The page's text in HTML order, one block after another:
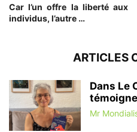
Car l’un offre la liberté aux
individus, l’autre …
ARTICLES
Dans Le
Mr